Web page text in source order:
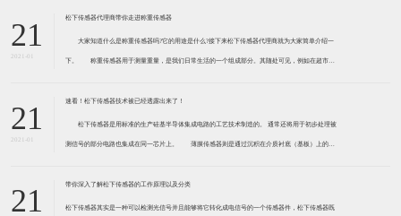
21
2021-01
松下传感器代理商带你走进称重传感器
大家知道什么是称重传感器吗?它的用途是什么?接下来松下传感器代理商就为大家简单介绍一
下。 称重传感器用于测量重量，是我们日常生活的一个组成部分。其随处可见，例如在超市柜
带有应变片的弹性体组成。弹性体通常由钢
21
2021-01
速看！松下传感器技术被已经透露出来了！
松下传感器是用标准的生产硅基半导体集成电路的工艺技术制造的。 通常还将用于初步处理被
测信号的部分电路也集成在同一芯片上。 薄膜传感器则是通过沉积在介质衬底（基板）上的，
器是利用相应材料的浆料，涂覆在陶瓷基片上
21 带你深入了解松下传感器的工作原理以及分类
松下传感器其实是一种可以检测光信号并且能够将它转化成电信号的一个传感器件，松下传感器既